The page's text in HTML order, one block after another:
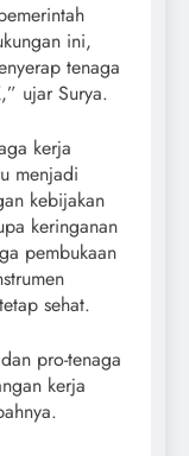
ini,
tenaga
ujar Surya.
kerja
menjadi
kebijakan
keringanan
pembukaan
sehat.
pro-tenaga
kerja